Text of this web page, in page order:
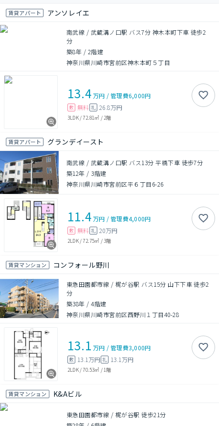
賃貸アパート アンソレイエ
南武線 / 武蔵溝ノ口駅 バス7分 神木本町下車 徒歩2
分
築8年 / 2階建
神奈川県川崎市宮前区神木本町５丁目
13.4万円 /管理費6,000円
敷 無料 礼 26.8万円
3LDK/72.81㎡ / 2階
賃貸アパート グランデイースト
南武線 / 武蔵溝ノ口駅 バス13分 平橋下車 徒歩7分
築12年 / 3階建
神奈川県川崎市宮前区平６丁目6-26
11.4万円 /管理費4,000円
敷 無料 礼 20万円
2LDK/72.75㎡ /3階
賃貸マンション コンフォール野川
東急田園都市線 / 梶が谷駅 バス15分 山下下車 徒歩2
分
築38年 /4階建
神奈川県川崎市宮前区西野川１丁目40-28
13.1 万円 /管理費3,000円
敷 13.1万円 礼 13.1万円
2LDK/70.53㎡ / 1階
賃貸マンション K&Aビル
東急田園都市線 / 梶が谷駅 徒歩21分